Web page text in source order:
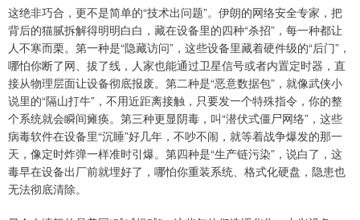
这绝非巧合，更不是简单的“技术出问题”。伊朗的网络安全专家，把
背后的猫腻拆解得明明白白，藏在设备里的四种“杀招”，每一种都让
人不寒而栗。第一种是“隐藏访问”，这些设备里藏着硬件级的“后门”，
哪怕你断了网、拔了线，人家也能通过卫星信号或者内置定时器，直
接从物理层面让设备彻底报废。第二种是“恶意数据包”，就像武侠小
说里的“隔山打牛”，不用近距离接触，只要发一个特殊指令，你的整
个系统就会瞬间瘫痪。第三种更显阴毒，叫“潜伏式僵尸网络”，这些
病毒软件在设备里“沉睡”好几年，不吵不闹，就等着战争爆发的那一
天，像定时炸弹一样准时引爆。第四种是“生产链污染”，说白了，这
毒早在设备出厂前就埋好了，哪怕你重装系统、格式化硬盘，隐患也
无法彻底清除。